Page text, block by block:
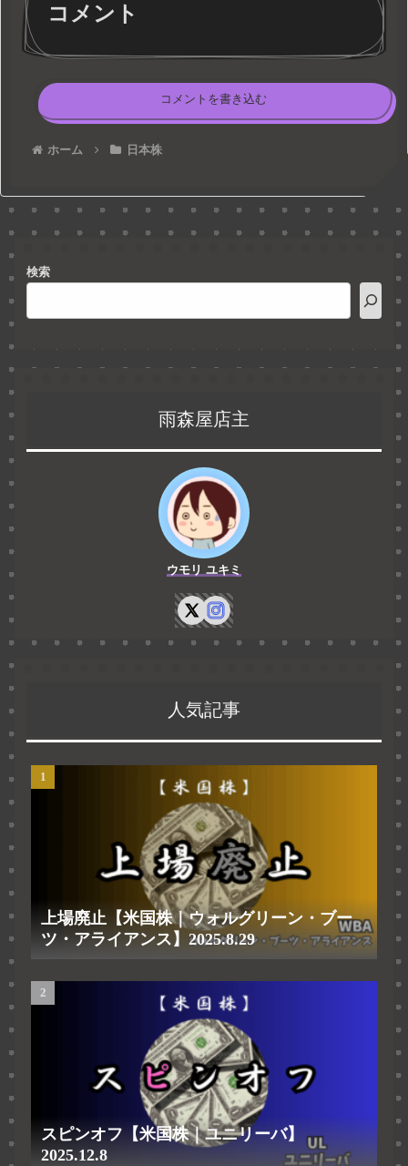
コメント
コメントを書き込む
ホーム 日本株
検索
雨森屋店主
ウモリ ユキミ
人気記事
上場廃止【米国株｜ウォルグリーン・ブー
ツ・アライアンス】2025.8.29
スピンオフ【米国株｜ユニリーバ】
2025.12.8